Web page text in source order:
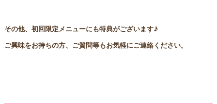
その他、初回限定メニューにも特典がございます♪
ご興味をお持ちの方、ご質問等もお気軽にご連絡ください。